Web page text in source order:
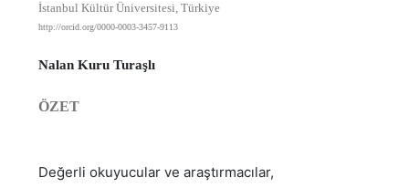
İstanbul Kültür Üniversitesi, Türkiye
http://orcid.org/0000-0003-3457-9113
Nalan Kuru Turaşlı
ÖZET
Değerli okuyucular ve araştırmacılar,